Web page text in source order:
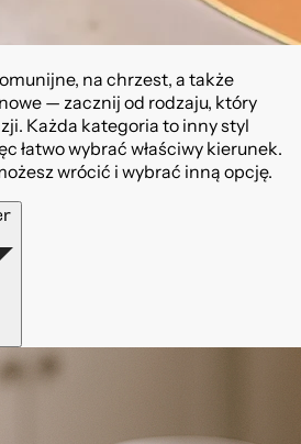
na chrzest, a także
— zacznij od rodzaju, który
Każda kategoria to inny styl
łatwo wybrać właściwy kierunek.
wrócić i wybrać inną opcję.